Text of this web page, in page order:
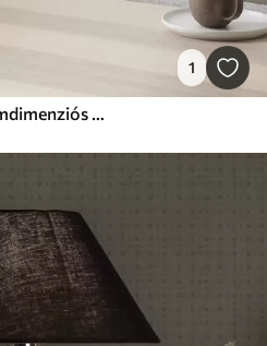
1
Falvédő Geometrikus háromdimenziós minta szürke és bézs színben